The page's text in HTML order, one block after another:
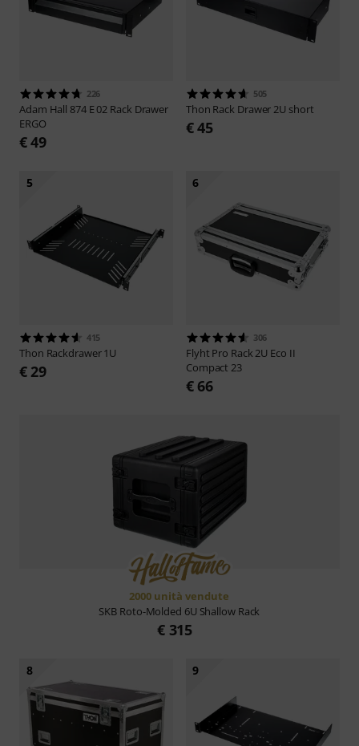
226
Adam Hall 874 E 02 Rack Drawer
ERGO
€ 49
505
Thon Rack Drawer 2U short
€ 45
5
415
Thon Rackdrawer 1U
€ 29
6
306
Flyht Pro Rack 2U Eco II
Compact 23
€ 66
2000 unità vendute
SKB Roto-Molded 6U Shallow Rack
€ 315
8 9